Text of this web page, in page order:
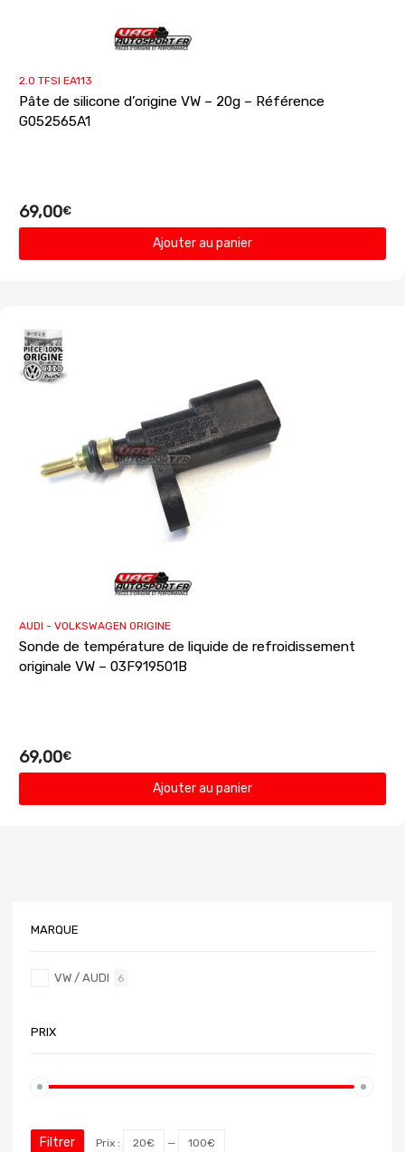
2.0 TFSI EA113
Pâte de silicone d’origine VW – 20g – Référence
G052565A1
69,00€
Ajouter au panier
AUDI - VOLKSWAGEN ORIGINE
Sonde de température de liquide de refroidissement
originale VW – 03F919501B
69,00€
Ajouter au panier
MARQUE
VW / AUDI 6
PRIX
Filtrer Prix : 20€ — 100€